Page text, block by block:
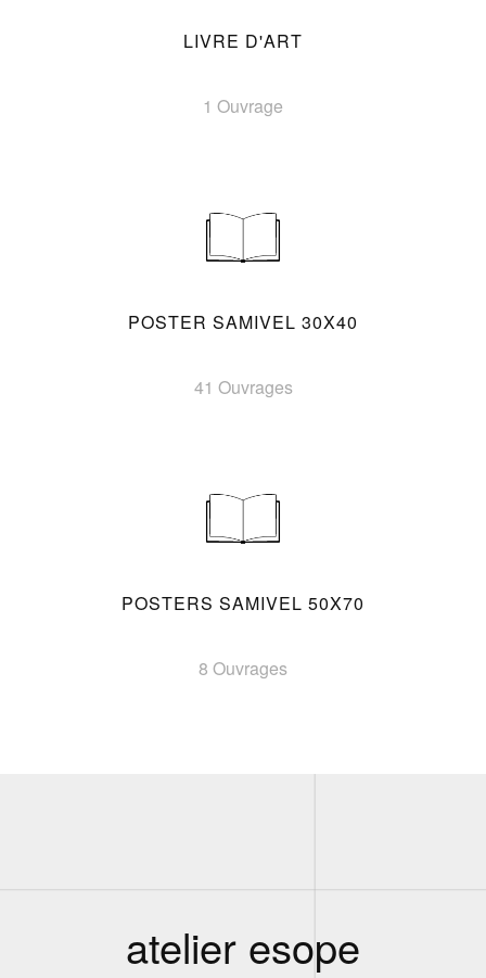
LIVRE D'ART
1 Ouvrage
POSTER SAMIVEL 30X40
41 Ouvrages
POSTERS SAMIVEL 50X70
8 Ouvrages
atelier esope